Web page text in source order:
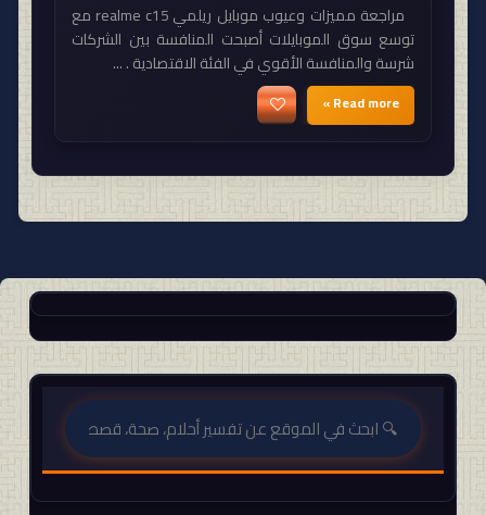
مراجعة مميزات وعيوب موبايل ريلمي realme c15 مع
توسع سوق الموبايلات أصبحت المنافسة بين الشركات
شرسة والمنافسة الأقوي في الفئة الاقتصادية . ...
Read more »